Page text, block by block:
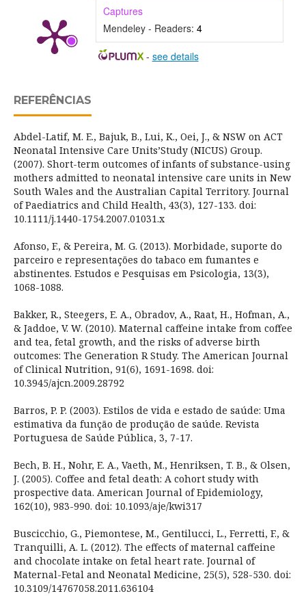
Captures
Mendeley - Readers: 4
- see details
REFERÊNCIAS
Abdel-Latif, M. E., Bajuk, B., Lui, K., Oei, J., & NSW on ACT
Neonatal Intensive Care Units’Study (NICUS) Group.
(2007). Short-term outcomes of infants of substance-using
mothers admitted to neonatal intensive care units in New
South Wales and the Australian Capital Territory. Journal
of Paediatrics and Child Health, 43(3), 127-133. doi:
10.1111/j.1440-1754.2007.01031.x
Afonso, F., & Pereira, M. G. (2013). Morbidade, suporte do
parceiro e representações do tabaco em fumantes e
abstinentes. Estudos e Pesquisas em Psicologia, 13(3),
1068-1088.
Bakker, R., Steegers, E. A., Obradov, A., Raat, H., Hofman, A.,
& Jaddoe, V. W. (2010). Maternal caffeine intake from coffee
and tea, fetal growth, and the risks of adverse birth
outcomes: The Generation R Study. The American Journal
of Clinical Nutrition, 91(6), 1691-1698. doi:
10.3945/ajcn.2009.28792
Barros, P. P. (2003). Estilos de vida e estado de saúde: Uma
estimativa da função de produção de saúde. Revista
Portuguesa de Saúde Pública, 3, 7-17.
Bech, B. H., Nohr, E. A., Vaeth, M., Henriksen, T. B., & Olsen,
J. (2005). Coffee and fetal death: A cohort study with
prospective data. American Journal of Epidemiology,
162(10), 983-990. doi: 10.1093/aje/kwi317
Buscicchio, G., Piemontese, M., Gentilucci, L., Ferretti, F., &
Tranquilli, A. L. (2012). The effects of maternal caffeine
and chocolate intake on fetal heart rate. Journal of
Maternal-Fetal and Neonatal Medicine, 25(5), 528-530. doi:
10.3109/14767058.2011.636104